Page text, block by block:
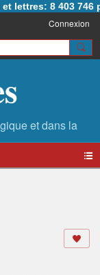
lettres: 8 403 746
Connexion